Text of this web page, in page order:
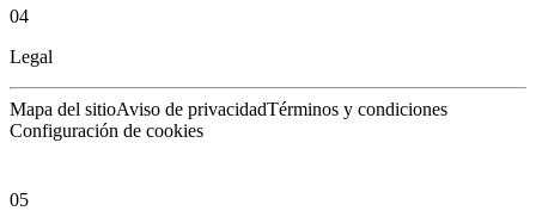
04
Legal
Mapa del sitioAviso de privacidadTérminos y condiciones
Configuración de cookies
05